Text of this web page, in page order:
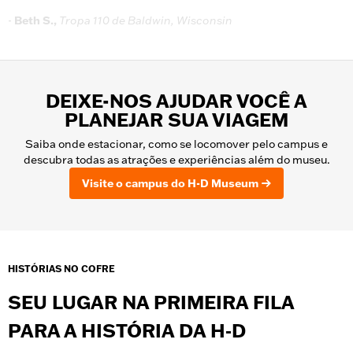
- Beth S., Tropa 110 de Baldwin, Wisconsin
DEIXE-NOS AJUDAR VOCÊ A
PLANEJAR SUA VIAGEM
Saiba onde estacionar, como se locomover pelo campus e
descubra todas as atrações e experiências além do museu.
Visite o campus do H-D Museum
HISTÓRIAS NO COFRE
SEU LUGAR NA PRIMEIRA FILA
PARA A HISTÓRIA DA H‑D